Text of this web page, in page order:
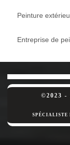
Peinture
Entreprise de
©2023 -
SPÉCIALISTE